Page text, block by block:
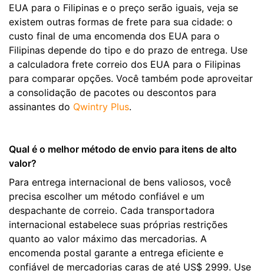
EUA para o Filipinas e o preço serão iguais, veja se
existem outras formas de frete para sua cidade: o
custo final de uma encomenda dos EUA para o
Filipinas depende do tipo e do prazo de entrega. Use
a calculadora frete correio dos EUA para o Filipinas
para comparar opções. Você também pode aproveitar
a consolidação de pacotes ou descontos para
assinantes do Qwintry Plus.
Qual é o melhor método de envio para itens de alto
valor?
Para entrega internacional de bens valiosos, você
precisa escolher um método confiável e um
despachante de correio. Cada transportadora
internacional estabelece suas próprias restrições
quanto ao valor máximo das mercadorias. A
encomenda postal garante a entrega eficiente e
confiável de mercadorias caras de até US$ 2999. Use